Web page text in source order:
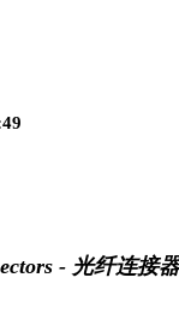
- 光纤连接器